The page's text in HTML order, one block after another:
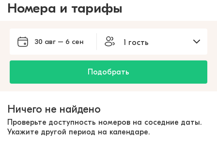
Номера и тарифы
30 авг – 6 сен 1 гость
Подобрать
Ничего не найдено
Проверьте доступность номеров на соседние даты.
Укажите другой период на календаре.